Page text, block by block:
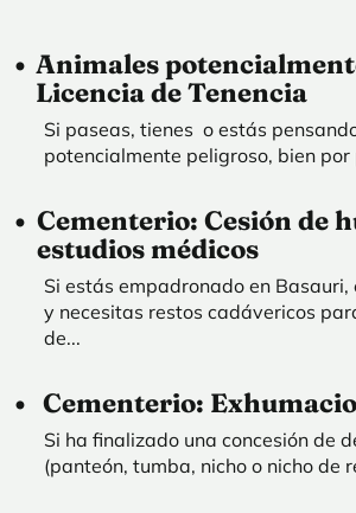
Animales
Licencia de Tenencia
Si paseas, tienes o estás
potencialmente peligroso, bien por
Cementerio: Cesión de
estudios médicos
Si estás empadronado en
y necesitas restos cadávericos
de...
Cementerio:
Si ha finalizado una concesión de
(panteón, tumba, nicho o nicho de